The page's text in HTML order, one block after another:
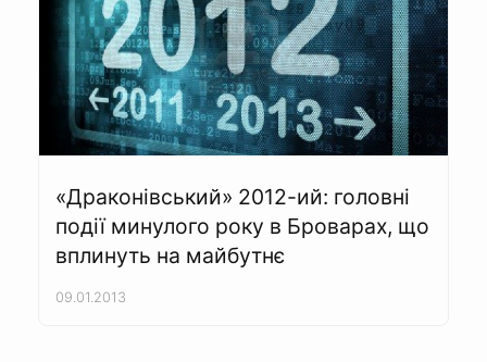
«Драконівський» 2012-ий: головні
події минулого року в Броварах, що
вплинуть на майбутнє
09.01.2013